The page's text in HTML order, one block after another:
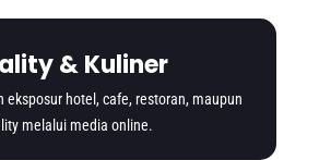
& Kuliner
eksposur hotel, cafe, restoran, maupun
melalui media online.